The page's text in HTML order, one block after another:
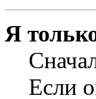
Я
Если